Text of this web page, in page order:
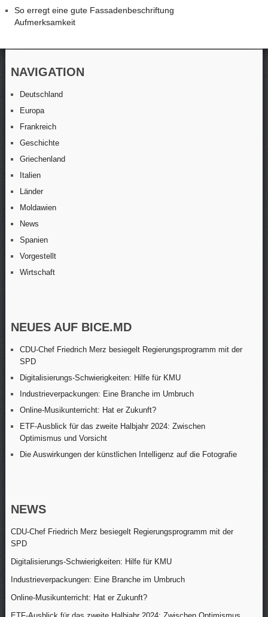
So erregt eine gute Fassadenbeschriftung
Aufmerksamkeit
NAVIGATION
Deutschland
Europa
Frankreich
Geschichte
Griechenland
Italien
Länder
Moldawien
News
Spanien
Vorgestellt
Wirtschaft
NEUES AUF BICE.MD
CDU-Chef Friedrich Merz besiegelt Regierungsprogramm mit der
SPD
Digitalisierungs-Schwierigkeiten: Hilfe für KMU
Industrieverpackungen: Eine Branche im Umbruch
Online-Musikunterricht: Hat er Zukunft?
ETF-Ausblick für das zweite Halbjahr 2024: Zwischen
Optimismus und Vorsicht
Die Auswirkungen der künstlichen Intelligenz auf die Fotografie
NEWS
CDU-Chef Friedrich Merz besiegelt Regierungsprogramm mit der
SPD
Digitalisierungs-Schwierigkeiten: Hilfe für KMU
Industrieverpackungen: Eine Branche im Umbruch
Online-Musikunterricht: Hat er Zukunft?